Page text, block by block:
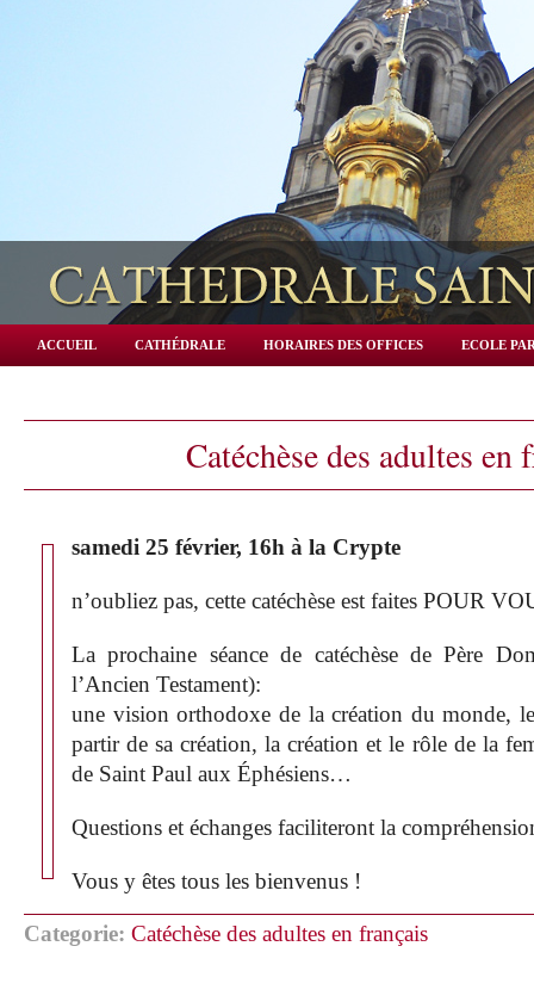
ACCUEIL CATHÉDRALE HORAIRES DES OFFICES ECOLE
Catéchèse des adultes en
samedi 25 février, 16h à la Crypte
n’oubliez pas, cette catéchèse est faites POUR
La prochaine séance de catéchèse de Père
l’Ancien Testament):
une vision orthodoxe de la création du monde,
partir de sa création, la création et le rôle de la
de Saint Paul aux Éphésiens…
Questions et échanges faciliteront la
Vous y êtes tous les bienvenus !
Categorie: Catéchèse des adultes en français